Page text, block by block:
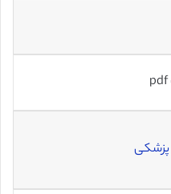
پزشکی